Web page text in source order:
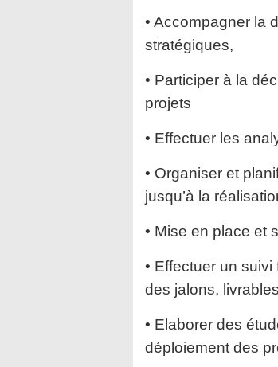
• Accompagner la
stratégiques,
• Participer à la
projets
• Effectuer les
• Organiser et
jusqu’à la
• Mise en place et
• Effectuer un
des jalons,
• Elaborer des
déploiement des